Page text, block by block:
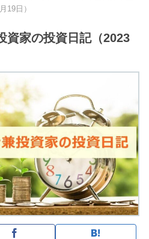
19日）
資家の投資日記（2023